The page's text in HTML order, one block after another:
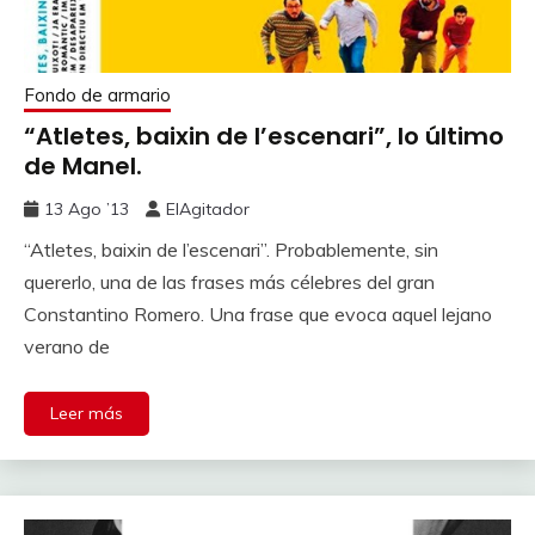
Fondo de armario
“Atletes, baixin de l’escenari”, lo último
de Manel.
13 Ago ’13 ElAgitador
“Atletes, baixin de l’escenari”. Probablemente, sin
quererlo, una de las frases más célebres del gran
Constantino Romero. Una frase que evoca aquel lejano
verano de
Leer más